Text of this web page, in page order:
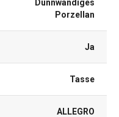
Dünnwandiges
Porzellan
Ja
Tasse
ALLEGRO